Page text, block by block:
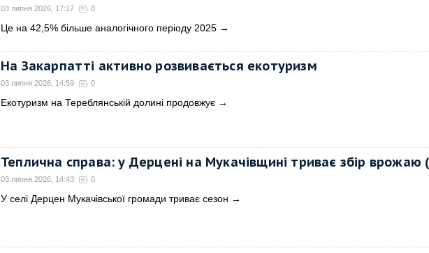
03 липня 2026, 17:17 0
Це на 42,5% більше аналогічного періоду 2025 →
На Закарпатті активно розвивається екотуризм
03 липня 2026, 14:59 0
Екотуризм на Тереблянській долині продовжує →
Теплична справа: у Дерцені на Мукачівщині триває збір врожаю
03 липня 2026, 14:43 0
У селі Дерцен Мукачівської громади триває сезон →